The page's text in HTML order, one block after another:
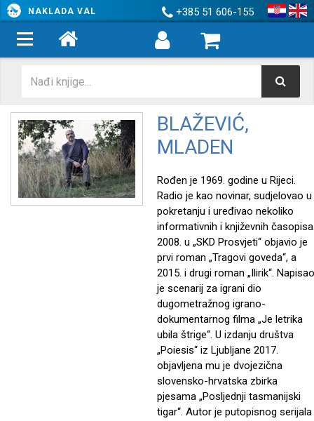
NAKLADA VAL +385 51 606-155
BLAŽEVIĆ,
MLADEN
Rođen je 1969. godine u Rijeci.
Radio je kao novinar, sudjelovao u
pokretanju i uređivao nekoliko
informativnih i književnih
2008. u „SKD Prosvjeti“ objavio je
prvi roman „Tragovi goveda“, a
2015. i drugi roman „Ilirik“. Napisao
je scenarij za igrani dio
dugometražnog igrano-
dokumentarnog filma „Je letrika
ubila štrige“. U izdanju društva
„Poiesis“ iz Ljubljane 2017.
objavljena mu je dvojezična
slovensko-hrvatska zbirka
pjesama „Posljednji tasmanijski
tigar“. Autor je putopisnog serijala